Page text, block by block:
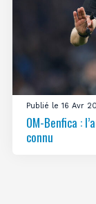
Publié le 16 Avr
OM-Benfica :
connu